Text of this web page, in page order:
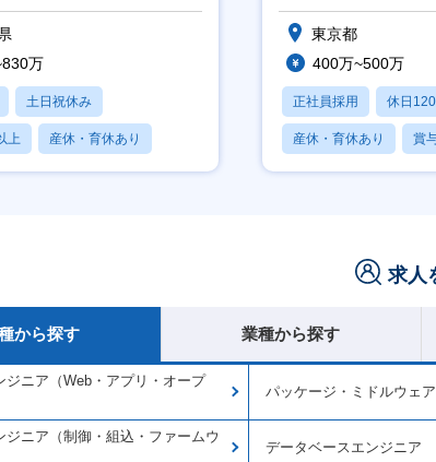
万
土日祝休み
上 産休・育休あり
以内
東京都
400万~500万
正社員採用 休日
産休・育休あり 賞
求人
から探す 業種から探す
ジニア（Web・アプリ・オープ
パッケージ・ミドルウェ
ジニア（制御・組込・ファームウ
データベースエンジニア